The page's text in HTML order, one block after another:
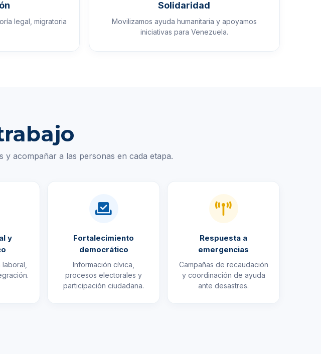
legal, migratoria
Solidaridad
Movilizamos ayuda humanitaria y apoyamos
iniciativas para Venezuela.
y acompañar a las personas en cada etapa.
y
Fortalecimiento
democrático
Información cívica,
procesos electorales y
participación ciudadana.
Respuesta a
emergencias
Campañas de recaudación
y coordinación de ayuda
ante desastres.